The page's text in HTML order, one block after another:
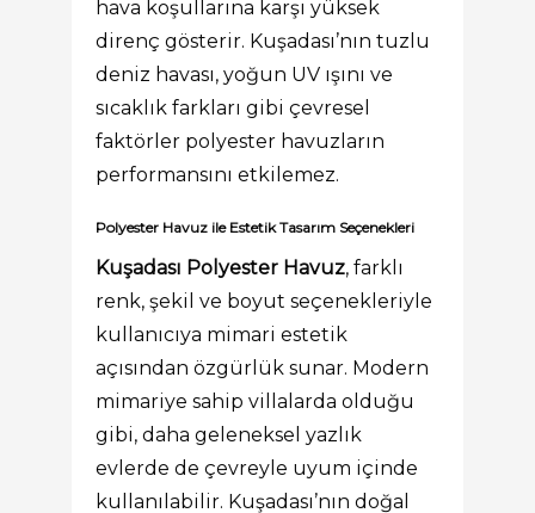
hava koşullarına karşı yüksek
direnç gösterir. Kuşadası’nın tuzlu
deniz havası, yoğun UV ışını ve
sıcaklık farkları gibi çevresel
faktörler polyester havuzların
performansını etkilemez.
Polyester Havuz ile Estetik Tasarım Seçenekleri
Kuşadası Polyester Havuz, farklı
renk, şekil ve boyut seçenekleriyle
kullanıcıya mimari estetik
açısından özgürlük sunar. Modern
mimariye sahip villalarda olduğu
gibi, daha geleneksel yazlık
evlerde de çevreyle uyum içinde
kullanılabilir. Kuşadası’nın doğal